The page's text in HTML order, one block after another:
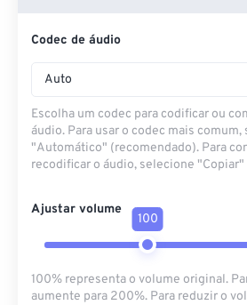
Codec de áudio
Auto
Escolha um codec para codificar ou
áudio. Para usar o codec mais
"Automático" (recomendado). Para
recodificar o áudio, selecione
Ajustar volume
100
100% representa o volume original.
aumente para 200%. Para reduzir o